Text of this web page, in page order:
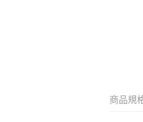
商品規